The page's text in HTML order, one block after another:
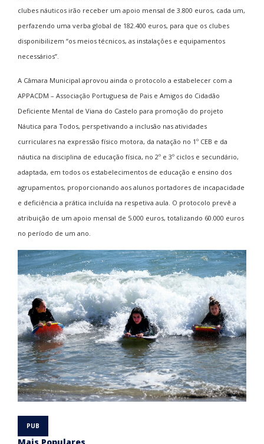
clubes náuticos irão receber um apoio mensal de 3.800 euros, cada um,
perfazendo uma verba global de 182.400 euros, para que os clubes
disponibilizem “os meios técnicos, as instalações e equipamentos
necessários”.
A Câmara Municipal aprovou ainda o protocolo a estabelecer com a
APPACDM – Associação Portuguesa de Pais e Amigos do Cidadão
Deficiente Mental de Viana do Castelo para promoção do projeto
Náutica para Todos, perspetivando a inclusão nas atividades
curriculares na expressão físico motora, da natação no 1º CEB e da
náutica na disciplina de educação física, no 2º e 3º ciclos e secundário,
adaptada, em todos os estabelecimentos de educação e ensino dos
agrupamentos, proporcionando aos alunos portadores de incapacidade
e deficiência a prática incluída na respetiva aula. O protocolo prevê a
atribuição de um apoio mensal de 5.000 euros, totalizando 60.000 euros
no período de um ano.